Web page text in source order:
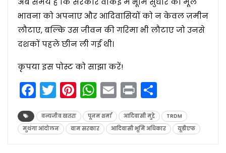
भावना को अपनाए और आदिवासियों को न केवल ज़मीन
लौटाए, बल्कि उस जीवन की गरिमा भी लौटाए जो उनसे
दशकों पहले छीन ली गई थी।
कृपया इस पोस्ट को साझा करें!
Facebook
Twitter
Pinterest
WhatsApp
Email
Print
वन्यजीव खतरा पूनम शर्मा आदिवासी मुद्दे
TRDM
मुथंगा आंदोलन
वाम सरकार आदिवासी भूमि अधिकार यूडीएफ